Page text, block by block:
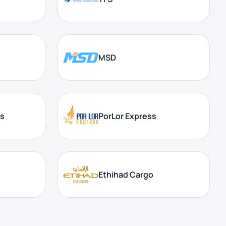
MSD
PorLor Express
Ethihad Cargo